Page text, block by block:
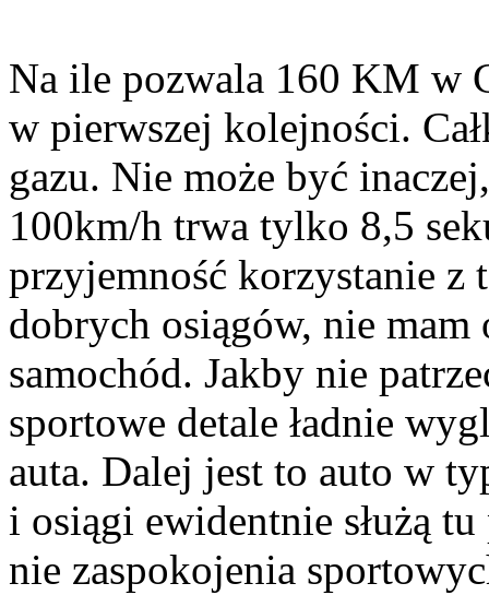
Na ile pozwala 160 KM w
w pierwszej kolejności.
gazu. Nie może być
100km/h trwa tylko 8,5
przyjemność korzystanie z
dobrych osiągów, nie
samochód. Jakby nie
sportowe detale ładnie
auta. Dalej jest to auto w
i osiągi ewidentnie służą
nie zaspokojenia